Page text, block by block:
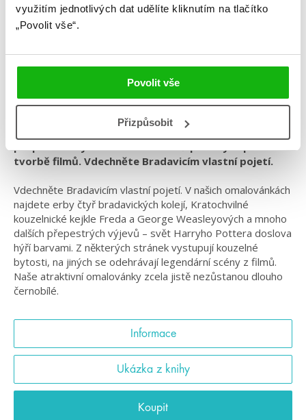
využitím jednotlivých dat udělíte kliknutím na tlačítko
„Povolit vše“.
Povolit vše
Přizpůsobit
Harry Potter: Mudlovské omalovánky
Atraktivní omalovánky ze světa Harryho Pottera plné
propracovaných ilustrací i návrhů použitých při
tvorbě filmů. Vdechněte Bradavicím vlastní pojetí.
Vdechněte Bradavicím vlastní pojetí. V našich omalovánkách
najdete erby čtyř bradavických kolejí, Kratochvilné
kouzelnické kejkle Freda a George Weasleyových a mnoho
dalších přepestrých výjevů – svět Harryho Pottera doslova
hýří barvami. Z některých stránek vystupují kouzelné
bytosti, na jiných se odehrávají legendární scény z filmů.
Naše atraktivní omalovánky zcela jistě nezůstanou dlouho
černobílé.
Informace
Ukázka z knihy
Koupit